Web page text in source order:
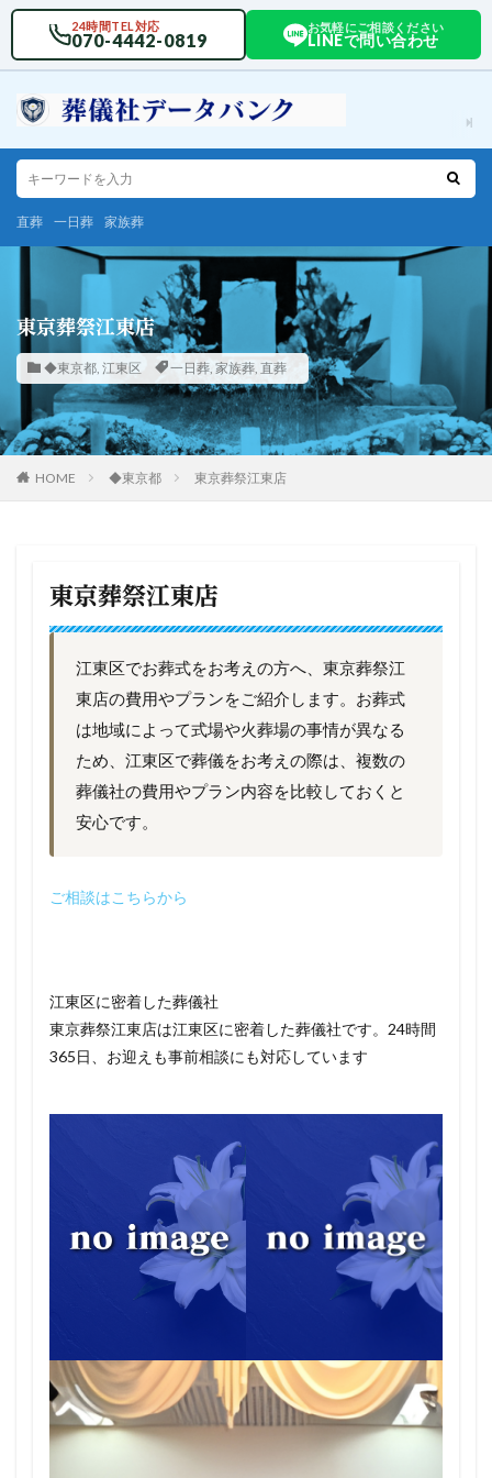
24時間TEL対応
070-4442-0819
お気軽にご相談ください
LINEで問い合わせ
直葬 一日葬 家族葬
東京葬祭江東店
◆東京都, 江東区 一日葬, 家族葬, 直葬
HOME ◆東京都 東京葬祭江東店
東京葬祭江東店
江東区でお葬式をお考えの方へ、東京葬祭江
東店の費用やプランをご紹介します。お葬式
は地域によって式場や火葬場の事情が異なる
ため、江東区で葬儀をお考えの際は、複数の
葬儀社の費用やプラン内容を比較しておくと
安心です。
ご相談はこちらから
江東区に密着した葬儀社
東京葬祭江東店は江東区に密着した葬儀社です。24時間
365日、お迎えも事前相談にも対応しています